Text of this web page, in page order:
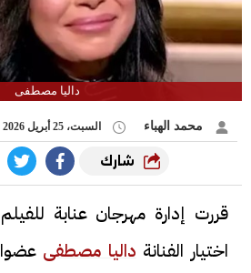
داليا مصطفى
محمد الهباء السبت، 25 أبريل 2026 05:47 م
شارك
قررت إدارة مهرجان عنابة
اختيار الفنانة داليا مصطفى